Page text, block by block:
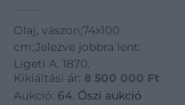
Olaj, vászon;74x100
cm;Jelezve jobbra lent:
Ligeti A. 1870.
Kikiáltási ár: 8 500 000 Ft
Aukció: 64. Őszi aukció